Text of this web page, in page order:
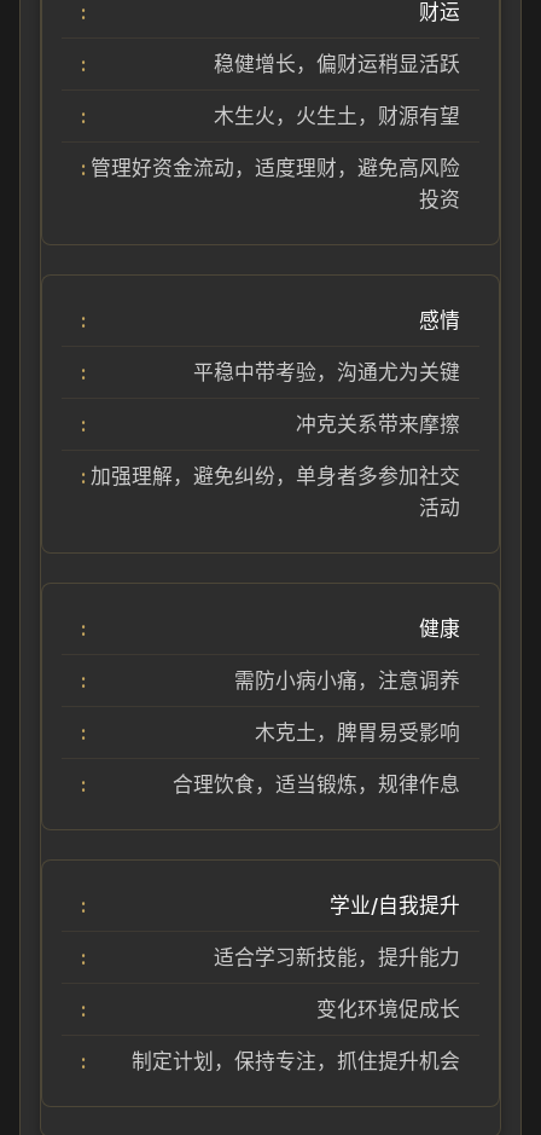
财运
稳健增长，偏财运稍显活跃
木生火，火生土，财源有望
管理好资金流动，适度理财，避免高风险
投资
感情
平稳中带考验，沟通尤为关键
冲克关系带来摩擦
加强理解，避免纠纷，单身者多参加社交
活动
健康
需防小病小痛，注意调养
木克土，脾胃易受影响
合理饮食，适当锻炼，规律作息
学业/自我提升
适合学习新技能，提升能力
变化环境促成长
制定计划，保持专注，抓住提升机会